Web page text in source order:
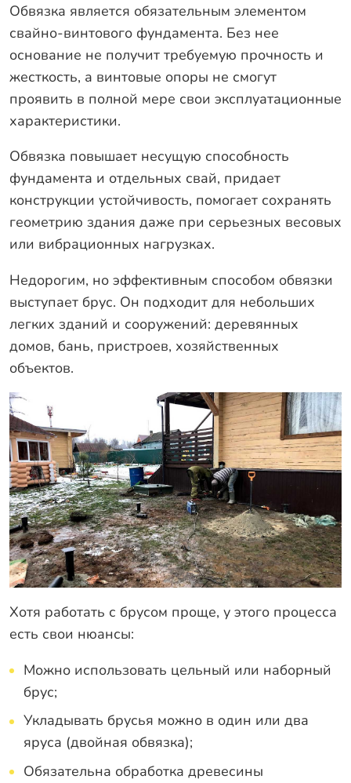
Отзывы
Гарантии
Программа лояльности
Вакансии
Заказать звонок
Обвязка является обязательным элементом
свайно-винтового фундамента. Без нее
основание не получит требуемую прочность и
жесткость, а винтовые опоры не смогут
проявить в полной мере свои эксплуатационные
характеристики.
Обвязка повышает несущую способность
фундамента и отдельных свай, придает
конструкции устойчивость, помогает сохранять
геометрию здания даже при серьезных весовых
или вибрационных нагрузках.
Недорогим, но эффективным способом обвязки
выступает брус. Он подходит для небольших
легких зданий и сооружений: деревянных
домов, бань, пристроев, хозяйственных
объектов.
Хотя работать с брусом проще, у этого процесса
есть свои нюансы:
Можно использовать цельный или наборный
брус;
Укладывать брусья можно в один или два
яруса (двойная обвязка);
Обязательна обработка древесины